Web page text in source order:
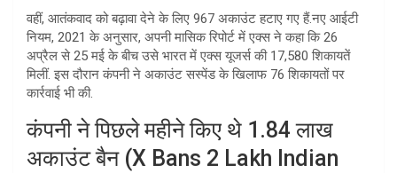
वहीं, आतंकवाद को बढ़ावा देने के लिए 967 अकाउंट हटाए गए हैं.नए आईटी
नियम, 2021 के अनुसार, अपनी मासिक रिपोर्ट में एक्स ने कहा कि 26
अप्रैल से 25 मई के बीच उसे भारत में एक्स यूजर्स की 17,580 शिकायतें
मिलीं. इस दौरान कंपनी ने अकाउंट सस्पेंड के खिलाफ 76 शिकायतों पर
कार्रवाई भी की.
कंपनी ने पिछले महीने किए थे 1.84 लाख
अकाउंट बैन (X Bans 2 Lakh Indian